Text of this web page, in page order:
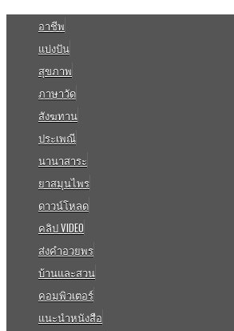
อาชีพ
แบ่งปัน
สุขภาพ
ภาษาวัด
สังฆทาน
ประเพณี
นานาสาระ
ยาสมุนไพร
ดาวน์โหลด
คลิป VIDEO
ส่งคำอวยพร
บ้านและสวน
คอมพิวเตอร์
แนะนำหนังสือ